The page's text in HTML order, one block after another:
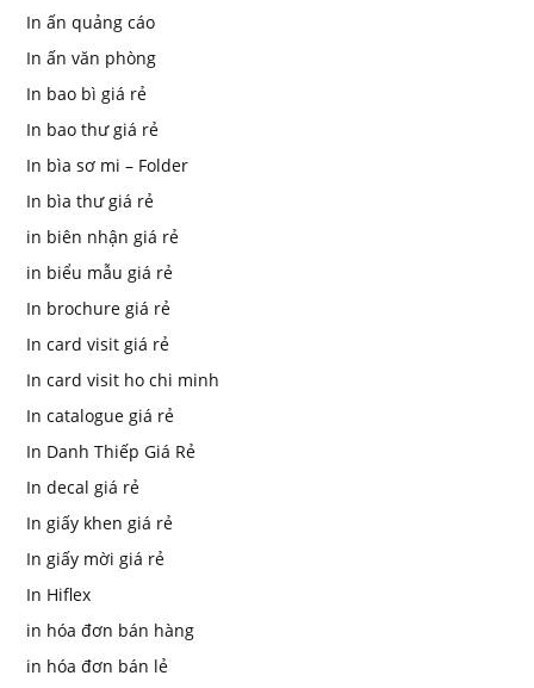
In ấn quảng cáo
In ấn văn phòng
In bao bì giá rẻ
In bao thư giá rẻ
In bìa sơ mi – Folder
In bìa thư giá rẻ
in biên nhận giá rẻ
in biểu mẫu giá rẻ
In brochure giá rẻ
In card visit giá rẻ
In card visit ho chi minh
In catalogue giá rẻ
In Danh Thiếp Giá Rẻ
In decal giá rẻ
In giấy khen giá rẻ
In giấy mời giá rẻ
In Hiflex
in hóa đơn bán hàng
in hóa đơn bán lẻ